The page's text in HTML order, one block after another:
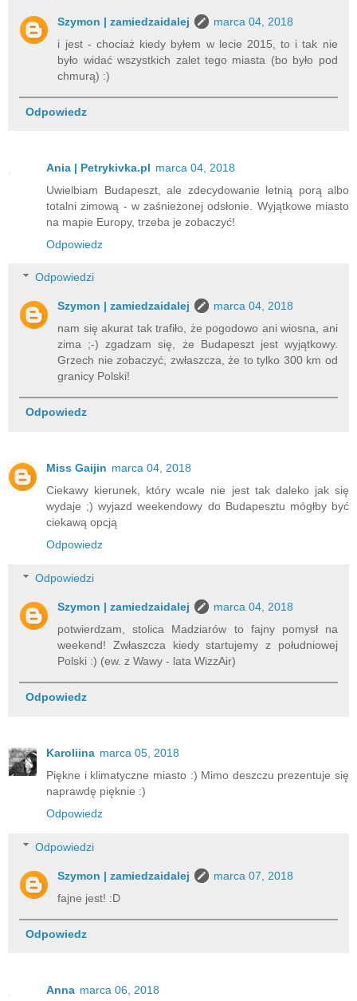
Szymon | zamiedzaidalej
marca 04, 2018
i jest - chociaż kiedy byłem w lecie 2015, to i tak nie
było widać wszystkich zalet tego miasta (bo było pod
chmurą) :)
Odpowiedz
Ania | Petrykivka.pl marca 04, 2018
Uwielbiam Budapeszt, ale zdecydowanie letnią porą albo
totalni zimową - w zaśnieżonej odsłonie. Wyjątkowe miasto
na mapie Europy, trzeba je zobaczyć!
Odpowiedz
Odpowiedzi
Szymon | zamiedzaidalej
marca 04, 2018
nam się akurat tak trafiło, że pogodowo ani wiosna, ani
zima ;-) zgadzam się, że Budapeszt jest wyjątkowy.
Grzech nie zobaczyć, zwłaszcza, że to tylko 300 km od
granicy Polski!
Odpowiedz
Miss Gaijin marca 04, 2018
Ciekawy kierunek, który wcale nie jest tak daleko jak się
wydaje ;) wyjazd weekendowy do Budapesztu mógłby być
ciekawą opcją
Odpowiedz
Odpowiedzi
Szymon | zamiedzaidalej
marca 04, 2018
potwierdzam, stolica Madziarów to fajny pomysł na
weekend! Zwłaszcza kiedy startujemy z południowej
Polski :) (ew. z Wawy - lata WizzAir)
Odpowiedz
Karoliina marca 05, 2018
Piękne i klimatyczne miasto :) Mimo deszczu prezentuje się
naprawdę pięknie :)
Odpowiedz
Odpowiedzi
Szymon | zamiedzaidalej
marca 07, 2018
fajne jest! :D
Odpowiedz
Anna marca 06, 2018